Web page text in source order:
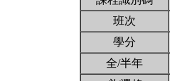
班次
學分
全/半年